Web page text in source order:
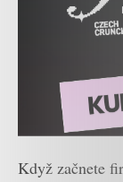
Když začnete